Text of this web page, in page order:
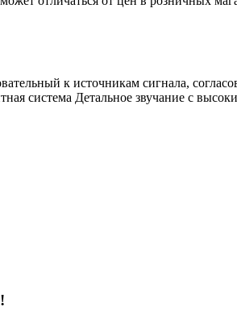
к источникам сигнала,
система Детальное звучание с